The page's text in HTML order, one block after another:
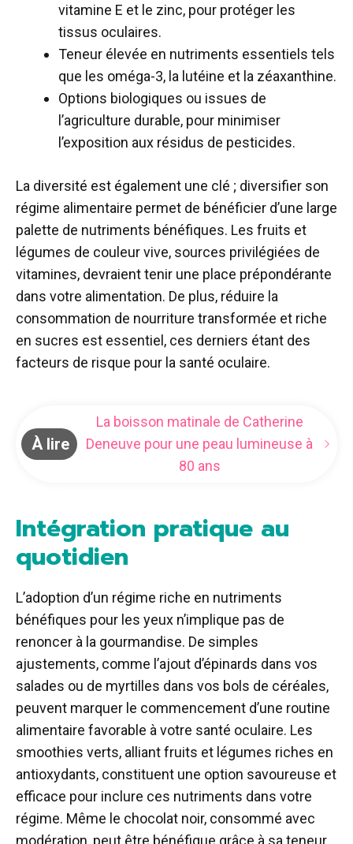
vitamine E et le zinc, pour protéger les
tissus oculaires.
Teneur élevée en nutriments essentiels tels
que les oméga-3, la lutéine et la zéaxanthine.
Options biologiques ou issues de
l’agriculture durable, pour minimiser
l’exposition aux résidus de pesticides.
La diversité est également une clé ; diversifier son
régime alimentaire permet de bénéficier d’une large
palette de nutriments bénéfiques. Les fruits et
légumes de couleur vive, sources privilégiées de
vitamines, devraient tenir une place prépondérante
dans votre alimentation. De plus, réduire la
consommation de nourriture transformée et riche
en sucres est essentiel, ces derniers étant des
facteurs de risque pour la santé oculaire.
À lire
La boisson matinale de Catherine
Deneuve pour une peau lumineuse à
80 ans
Intégration pratique au
quotidien
L’adoption d’un régime riche en nutriments
bénéfiques pour les yeux n’implique pas de
renoncer à la gourmandise. De simples
ajustements, comme l’ajout d’épinards dans vos
salades ou de myrtilles dans vos bols de céréales,
peuvent marquer le commencement d’une routine
alimentaire favorable à votre santé oculaire. Les
smoothies verts, alliant fruits et légumes riches en
antioxydants, constituent une option savoureuse et
efficace pour inclure ces nutriments dans votre
régime. Même le chocolat noir, consommé avec
modération, peut être bénéfique grâce à sa teneur